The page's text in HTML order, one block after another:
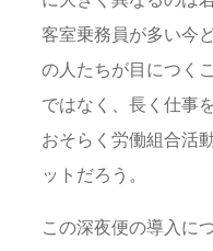
客室乗務員が多い今
の人たちが目につく
ではなく、長く仕事
おそらく労働組合活
ットだろう。
この深夜便の導入に